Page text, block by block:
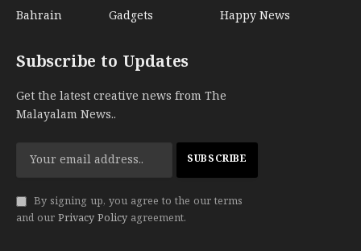
Bahrain
Gadgets
Happy News
Subscribe to Updates
Get the latest creative news from The
Malayalam News..
By signing up, you agree to the our terms
and our Privacy Policy agreement.